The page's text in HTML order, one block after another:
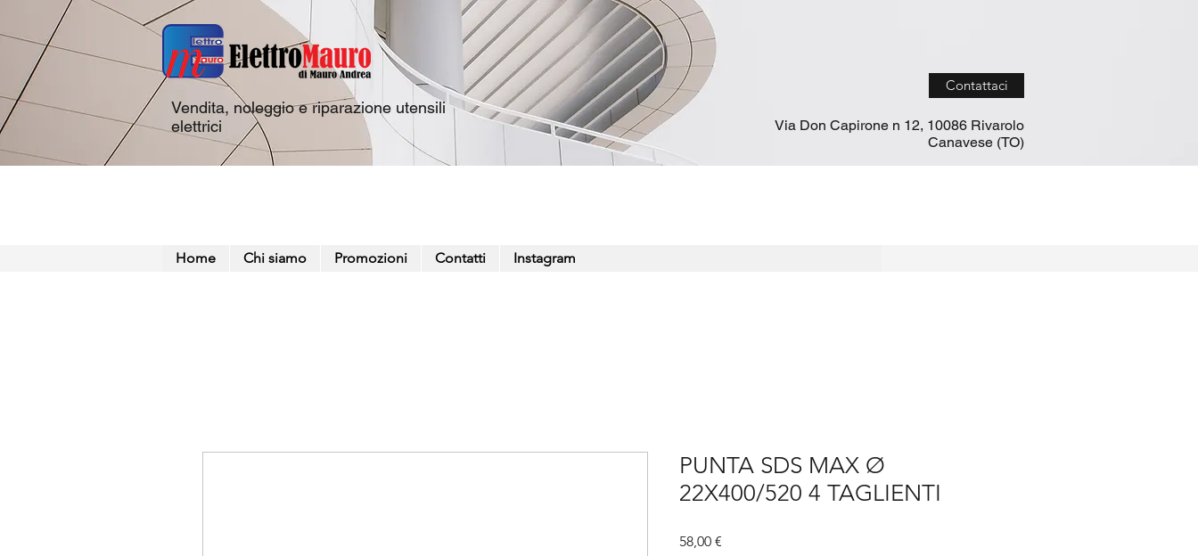
Vendita, noleggio e riparazione utensili
elettrici
Contattaci
Via Don Capirone n 12, 10086 Rivarolo
Canavese (TO)
Home Chi siamo Promozioni Contatti Instagram
PUNTA SDS MAX Ø
22X400/520 4 TAGLIENTI
58,00 €